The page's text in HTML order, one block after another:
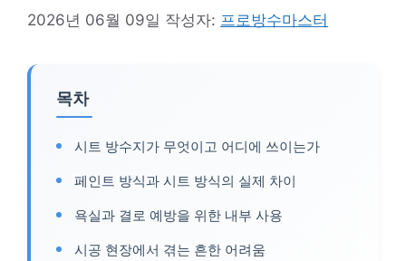
2026년 06월 09일 작성자: 프로방수마스터
목차
시트 방수지가 무엇이고 어디에 쓰이는가
페인트 방식과 시트 방식의 실제 차이
욕실과 결로 예방을 위한 내부 사용
시공 현장에서 겪는 흔한 어려움